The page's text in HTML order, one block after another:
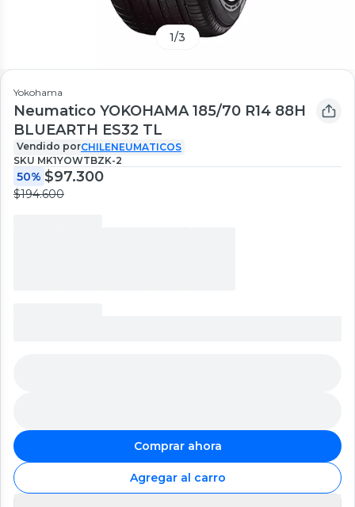
1/3
Yokohama
Neumatico YOKOHAMA 185/70 R14 88H
BLUEARTH ES32 TL
Vendido porCHILENEUMATICOS
SKU MK1YOWTBZK-2
50% $97.300
$194.600
Comprar ahora
Agregar al carro